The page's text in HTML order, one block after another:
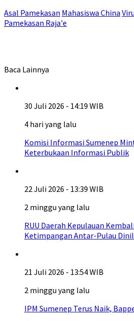
Asal Pamekasan Mahasiswa China
Pamekasan Raja'e
Baca Lainnya
30 Juli 2026 - 14:19 WIB
4 hari yang lalu
Komisi Informasi Sumenep
Keterbukaan Informasi Publik
22 Juli 2026 - 13:39 WIB
2 minggu yang lalu
RUU Daerah Kepulauan
Ketimpangan Antar-Pulau
21 Juli 2026 - 13:54 WIB
2 minggu yang lalu
IPM Sumenep Terus Naik,